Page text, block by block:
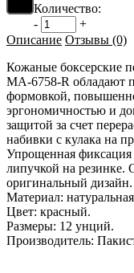
Количество:
-
+
Описание Отзывы (0)
Кожаные боксерские
MA-6758-R обладают
формовкой,
эргономичностью и
защитой за счет
набивки с кулака на
Упрощенная фиксация
липучкой на резинке.
оригинальный дизайн.
Материал:
Цвет: красный.
Размеры: 12 унций.
Производитель: